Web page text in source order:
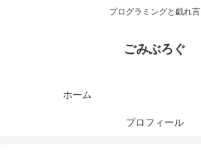
プログラミングと戯れ言
ごみぶろぐ
ホーム
プロフィール